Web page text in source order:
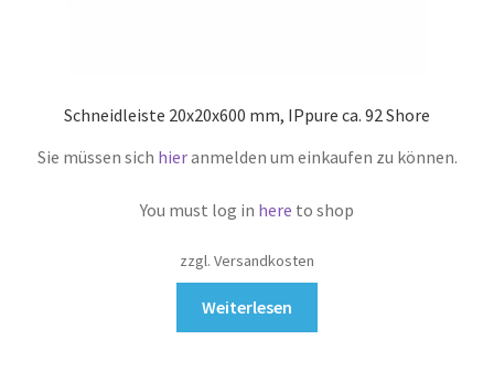
Schneidleiste 20x20x600 mm, IPpure ca. 92 Shore
Sie müssen sich hieranmelden um einkaufen zu können.
You must log in here to shop
zzgl. Versandkosten
Weiterlesen